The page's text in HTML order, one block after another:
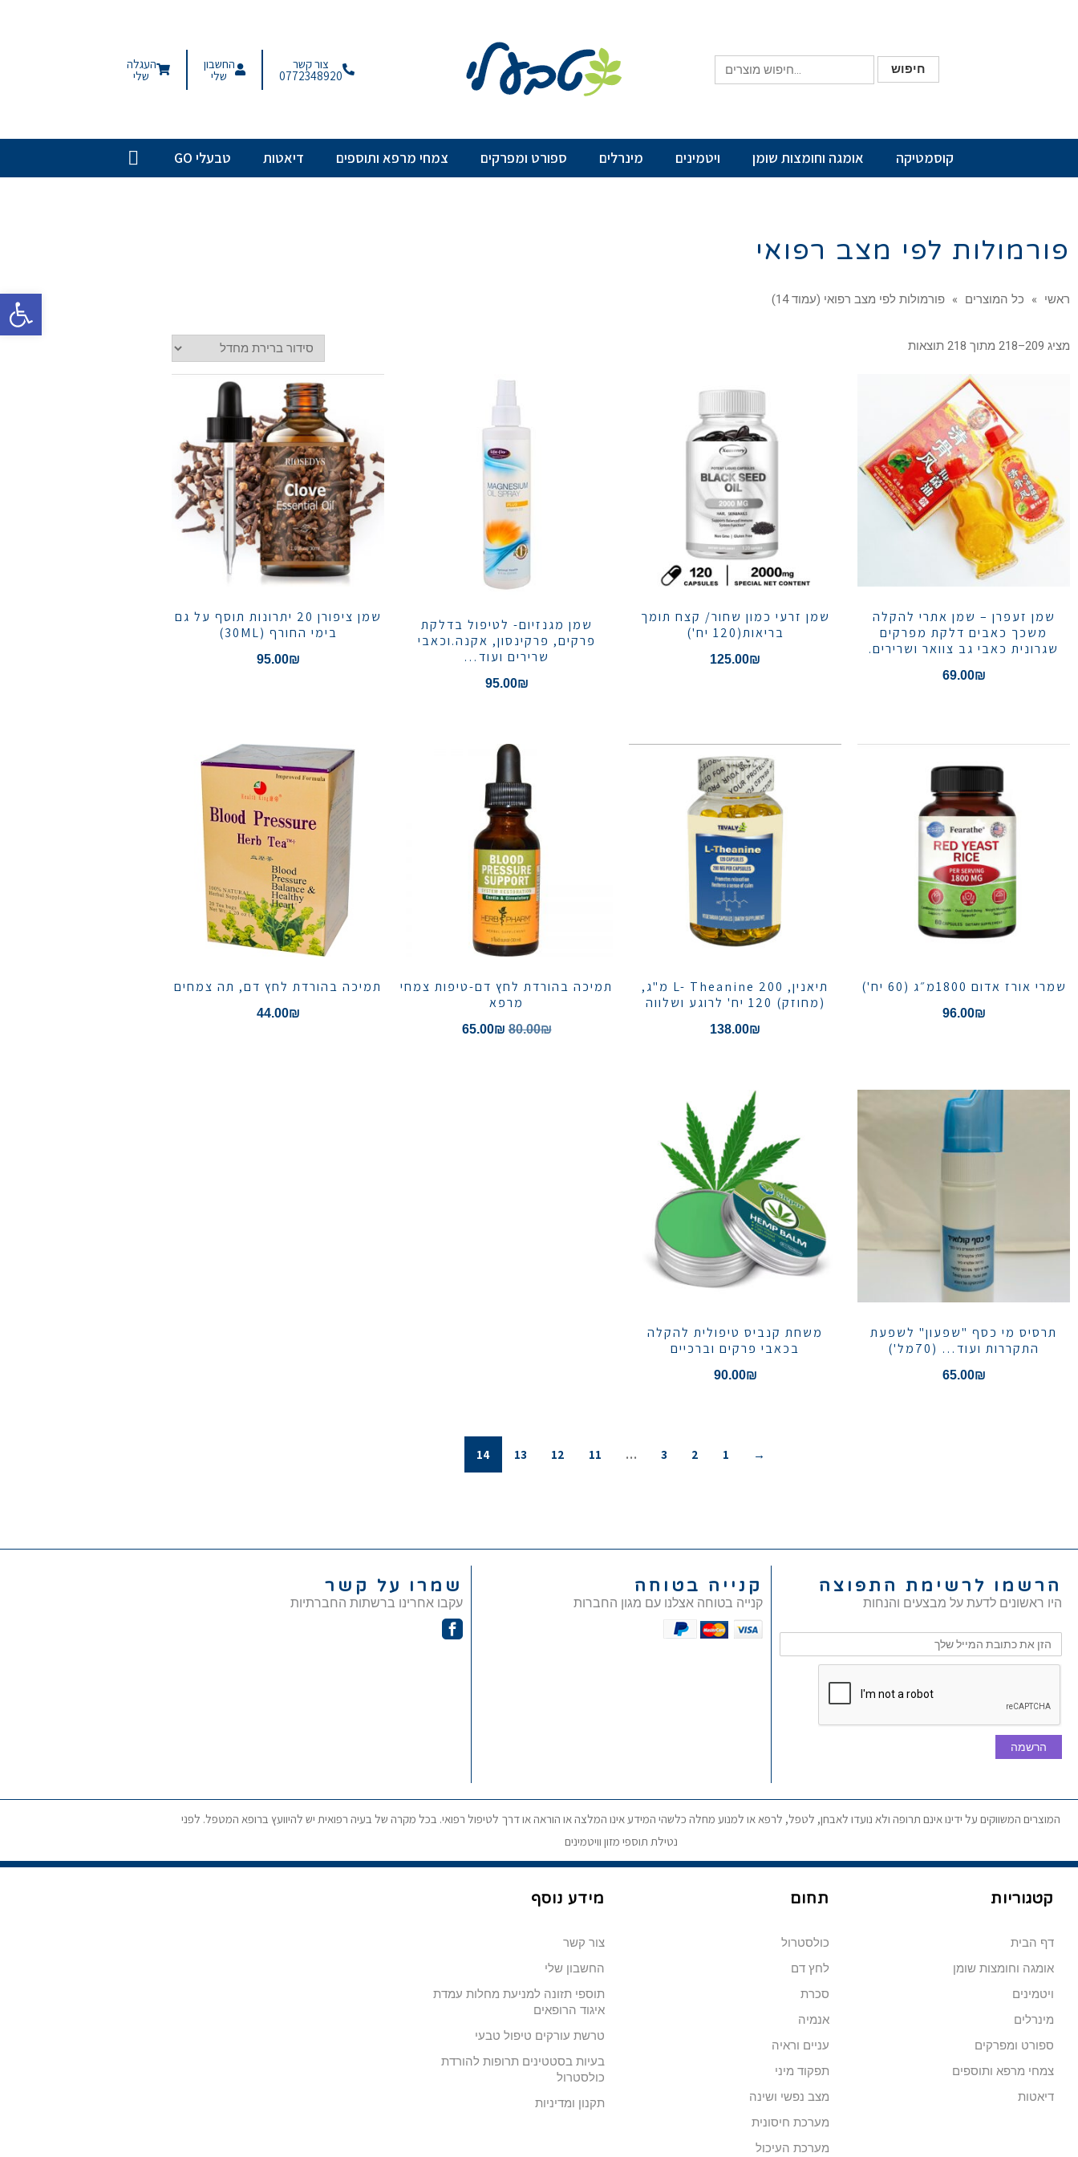
פתח
חיפוש צור קשר
0772348920
החשבון
שלי
העגלה
שלי
קוסמטיקה אומגה וחומצות שומן ויטמינים מינרלים ספורט ומפרקים צמחי מרפא ותוספים דיאטות טבעלי GO
פורמולות לפי מצב רפואי
ראשי » כל המוצרים » פורמולות לפי מצב רפואי (עמוד 14)
מציג 209–218 מתוך 218 תוצאות
שמן זעפרן – שמן אתרי להקלה
משכך כאבים דלקת מפרקים
שגרונית כאבי גב צוואר ושרירים.
69.00₪
שמן זרעי כמון שחור/ קצח תומך
בריאות(120 יח')
125.00₪
שמן מגנזיום- לטיפול בדלקת
פרקים, פרקינסון, אקנה.וכאבי
שרירים ועוד…
95.00₪
שמן ציפורן 20 יתרונות תוסף על גם
בימי החורף (30ML)
95.00₪
שמרי אורז אדום 1800מ״ג (60 יח')
96.00₪
תיאנין, L- Theanine 200 מ"ג,
(מחוזק) 120 יח' לרוגע ושלווה
138.00₪
תמיכה בהורדת לחץ דם-טיפות צמחי
מרפא
80.00₪
65.00₪
תמיכה בהורדת לחץ דם, תה צמחים
44.00₪
תרסיס מי כסף "שפעון" לשפעת
התקררות ועוד… (70מל')
65.00₪
משחת קנביס טיפולית להקלה
בכאבי פרקים וברכיים
90.00₪
→
1
2
3
…
11
12
13
14
הרשמו לרשימת התפוצה
היו ראשונים לדעת על מבצעים והנחות
הרשמה
קנייה בטוחה
קנייה בטוחה אצלנו עם מגון החברות
שמרו על קשר
עקבו אחרינו ברשתות החברתיות
המוצרים המשווקים על ידינו אינם תרופה ולא נועדו לאבחן, לטפל, לרפא או למנוע מחלה כלשהי המידע אינו המלצה או הוראה או דרך לטיפול רפואי. בכל מקרה של בעיה רפואית יש להיוועץ ברופא המטפל. לפני
נטילת תוספי מזון וויטמינים
קטגוריות
דף הבית
אומגה וחומצות שומן
ויטמינים
מינרלים
ספורט ומפרקים
צמחי מרפא ותוספים
דיאטות
תחום
כולסטרול
לחץ דם
סכרת
אנמיה
עניים וראיה
תפקוד מיני
מצב נפשי ושינה
מערכת חיסונית
מערכת העיכול
מידע נוסף
צור קשר
החשבון שלי
תוספי תזונה למניעת מחלות עמדת
איגוד הרופאים
טרשת עורקים טיפול טבעי
בעיות בסטטינים תרופות להורדת
כולסטרול
תקנון ומדיניות